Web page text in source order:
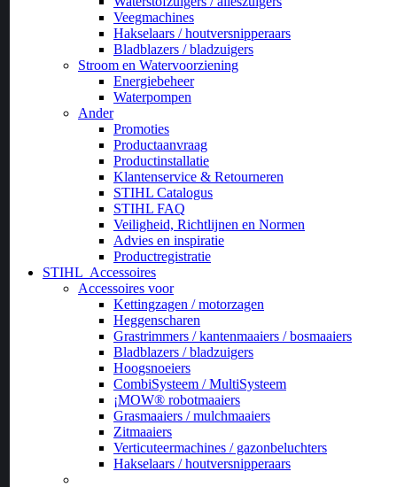
Veegmachines
Hakselaars / houtversnipperaars
Bladblazers / bladzuigers
Stroom en Watervoorziening
Energiebeheer
Waterpompen
Ander
Promoties
Productaanvraag
Productinstallatie
Klantenservice & Retourneren
STIHL Catalogus
STIHL FAQ
Veiligheid, Richtlijnen en Normen
Advies en inspiratie
Productregistratie
STIHL Accessoires
Accessoires voor
Kettingzagen / motorzagen
Heggenscharen
Grastrimmers / kantenmaaiers / bosmaaiers
Bladblazers / bladzuigers
Hoogsnoeiers
CombiSysteem / MultiSysteem
¡MOW® robotmaaiers
Grasmaaiers / mulchmaaiers
Zitmaaiers
Verticuteermachines / gazonbeluchters
Hakselaars / houtversnipperaars